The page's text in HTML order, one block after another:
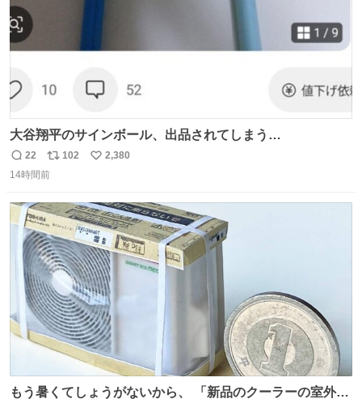
大谷翔平のサインボール、出品されてしまう…
返
信
22
リ
ポ
ト
数
102
い
数
2,380
14時間前
もう暑くてしょうがないから、 「新品のクーラーの室外機